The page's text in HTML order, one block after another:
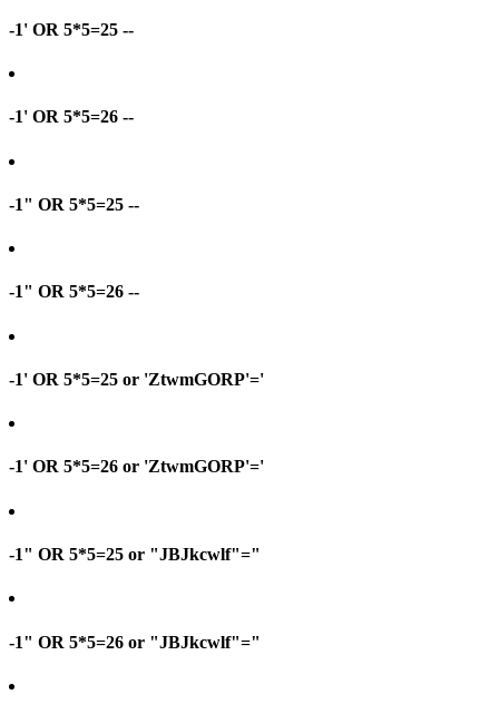
-1' OR 5*5=25 --
-1' OR 5*5=26 --
-1" OR 5*5=25 --
-1" OR 5*5=26 --
-1' OR 5*5=25 or 'ZtwmGORP'='
-1' OR 5*5=26 or 'ZtwmGORP'='
-1" OR 5*5=25 or "JBJkcwlf"="
-1" OR 5*5=26 or "JBJkcwlf"="